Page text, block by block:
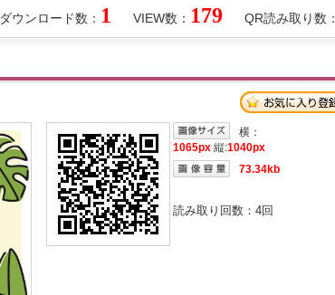
QR読み取り数：
VIEW数： 179
ダウンロード数： 1
横：
1065px 縦:1040px
73.34kb
読み取り回数： 4回